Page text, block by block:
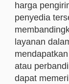
harga
penyedia
layanan
atau
dapat